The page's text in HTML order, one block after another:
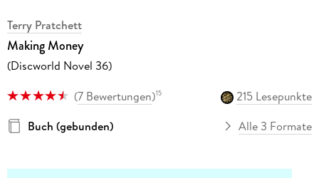
Terry Pratchett
Making Money
(Discworld Novel 36)
(7 Bewertungen)15
215 Lesepunkte
Buch (gebunden)
Alle 3 Formate